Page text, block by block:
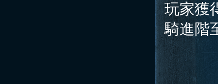
玩家獲
騎進階